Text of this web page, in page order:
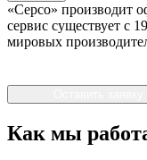
«Серсо» производит
сервис существует с
мировых
Как мы